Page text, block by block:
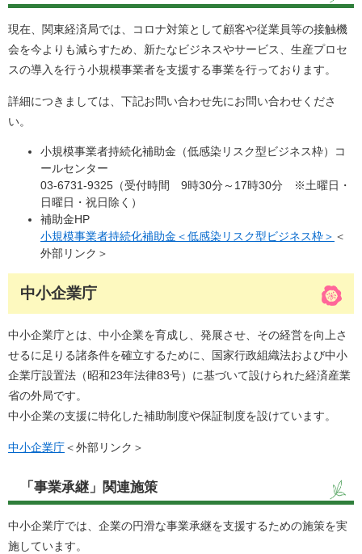
現在、関東経済局では、コロナ対策として顧客や従業員等の接触機
会を今よりも減らすため、新たなビジネスやサービス、生産プロセ
スの導入を行う小規模事業者を支援する事業を行っております。
詳細につきましては、下記お問い合わせ先にお問い合わせくださ
い。
小規模事業者持続化補助金（低感染リスク型ビジネス枠）コ
ールセンター
03-6731-9325（受付時間 9時30分～17時30分 ※土曜日・
日曜日・祝日除く）
補助金HP
小規模事業者持続化補助金＜低感染リスク型ビジネス枠＞​ ＜
外部リンク＞
中小企業庁
中小企業庁とは、中小企業を育成し、発展させ、その経営を向上さ
せるに足りる諸条件を確立するために、国家行政組織法および中小
企業庁設置法（昭和23年法律83号）に基づいて設けられた経済産業
省の外局です。
中小企業の支援に特化した補助制度や保証制度を設けています。
中小企業庁＜外部リンク＞
「事業承継」関連施策
中小企業庁では、企業の円滑な事業承継を支援するための施策を実
施しています。